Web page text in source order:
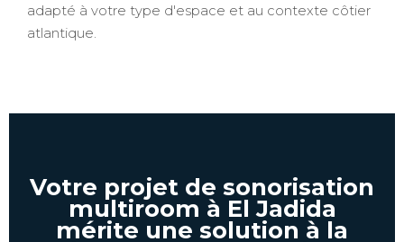
adapté à votre type d'espace et au contexte côtier
atlantique.
Votre projet de sonorisation
multiroom à El Jadida
mérite une solution à la